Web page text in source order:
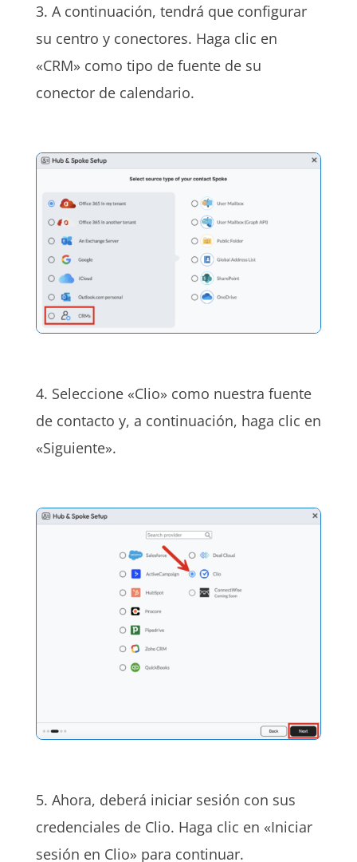
3. A continuación, tendrá que configurar
su centro y conectores. Haga clic en
«CRM» como tipo de fuente de su
conector de calendario.
4. Seleccione «Clio» como nuestra fuente
de contacto y, a continuación, haga clic en
«Siguiente».
5. Ahora, deberá iniciar sesión con sus
credenciales de Clio. Haga clic en «Iniciar
sesión en Clio» para continuar.